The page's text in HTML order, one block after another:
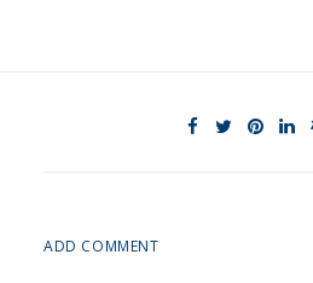
ADD COMMENT